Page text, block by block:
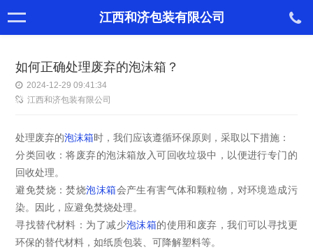
江西和济包装有限公司
如何正确处理废弃的泡沫箱？
2024-12-29 09:41:34
江西和济包装有限公司
处理废弃的泡沫箱时，我们应该遵循环保原则，采取以下措施：
分类回收：将废弃的泡沫箱放入可回收垃圾中，以便进行专门的
回收处理。
避免焚烧：焚烧泡沫箱会产生有害气体和颗粒物，对环境造成污
染。因此，应避免焚烧处理。
寻找替代材料：为了减少泡沫箱的使用和废弃，我们可以寻找更
环保的替代材料，如纸质包装、可降解塑料等。